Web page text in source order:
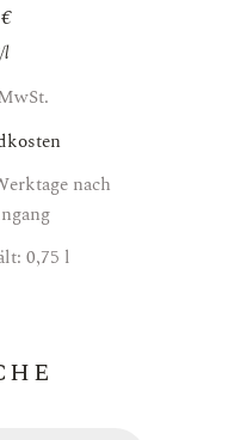
€
/l
nach
0,75 l